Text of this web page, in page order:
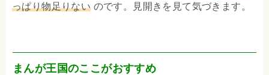
っぱり物足りない のです。見開きを見て気づきます。
まんが王国のここがおすすめ